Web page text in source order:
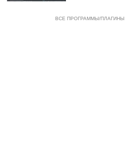
ВСЕ ПРОГРАММЫ/ПЛАГИНЫ